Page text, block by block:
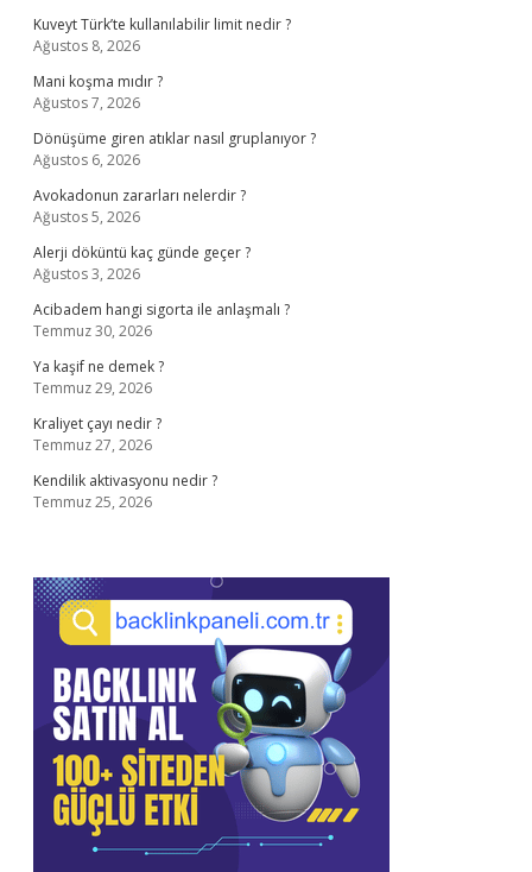
Kuveyt Türk’te kullanılabilir limit nedir ?
Ağustos 8, 2026
Mani koşma mıdır ?
Ağustos 7, 2026
Dönüşüme giren atıklar nasıl gruplanıyor ?
Ağustos 6, 2026
Avokadonun zararları nelerdir ?
Ağustos 5, 2026
Alerji döküntü kaç günde geçer ?
Ağustos 3, 2026
Acibadem hangi sigorta ile anlaşmalı ?
Temmuz 30, 2026
Ya kaşif ne demek ?
Temmuz 29, 2026
Kraliyet çayı nedir ?
Temmuz 27, 2026
Kendilik aktivasyonu nedir ?
Temmuz 25, 2026